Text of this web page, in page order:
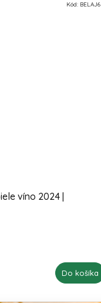
víno 2024 |
Do košíka
Kód: BELAJ6